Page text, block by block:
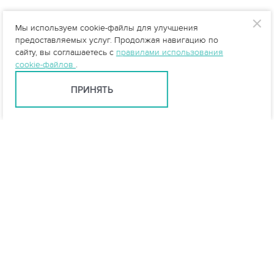
Мы используем cookie-файлы для улучшения
предоставляемых услуг. Продолжая навигацию по
сайту, вы соглашаетесь с правилами использования
cookie-файлов .
ПРИНЯТЬ